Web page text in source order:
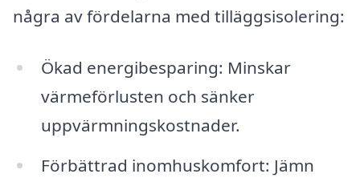
några av fördelarna med tilläggsisolering:
Ökad energibesparing: Minskar
värmeförlusten och sänker
uppvärmningskostnader.
Förbättrad inomhuskomfort: Jämn